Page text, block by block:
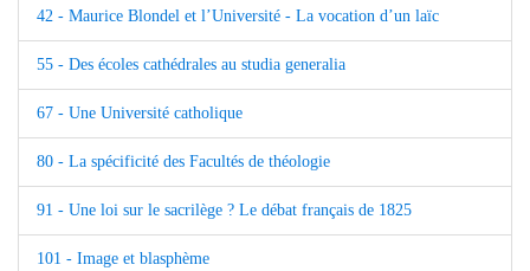
42 - Maurice Blondel et l’Université - La vocation d’un laïc
55 - Des écoles cathédrales au studia generalia
67 - Une Université catholique
80 - La spécificité des Facultés de théologie
91 - Une loi sur le sacrilège ? Le débat français de 1825
101 - Image et blasphème